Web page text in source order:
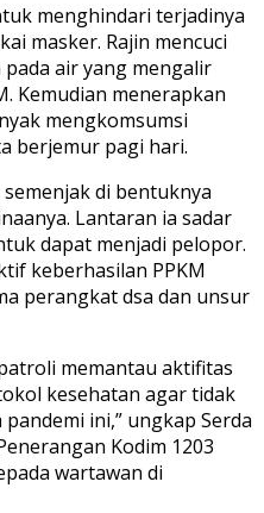
menghindari terjadinya
masker. Rajin mencuci
air yang mengalir
Kemudian menerapkan
mengkomsumsi
berjemur pagi hari.
di bentuknya
Lantaran ia sadar
dapat menjadi pelopor.
keberhasilan PPKM
perangkat dsa dan unsur
memantau aktifitas
kesehatan agar tidak
ini,” ungkap Serda
Kodim 1203
wartawan di